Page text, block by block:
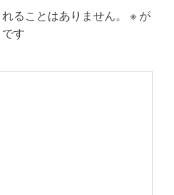
ることはありません。 ※ が
す